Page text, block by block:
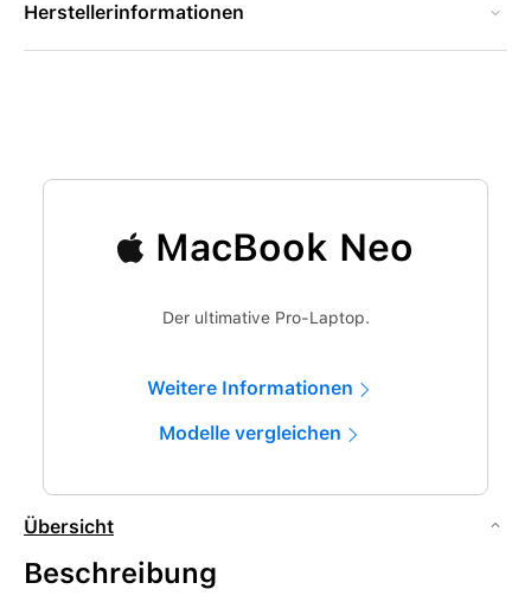
Herstellerinformationen
MacBook Neo
Der ultimative Pro-Laptop.
Weitere Informationen
Modelle vergleichen
Übersicht
Beschreibung